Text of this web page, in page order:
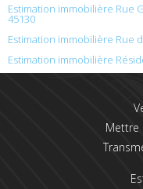
Estimation immobilière Rue
45130
Estimation immobilière Rue
Estimation immobilière
Mettre